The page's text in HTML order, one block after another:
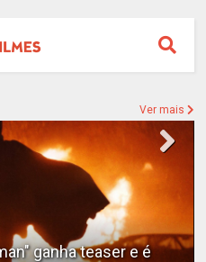
Ver mais
ganha teaser e é